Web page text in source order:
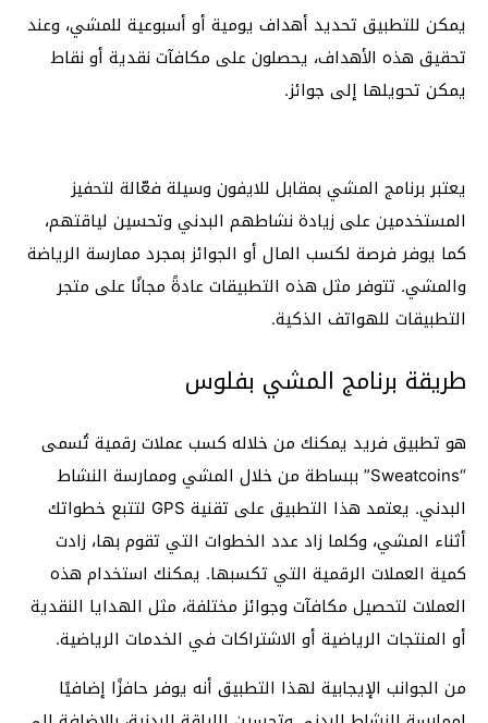
يمكن للتطبيق تحديد أهداف يومية أو أسبوعية للمشي، وعند
تحقيق هذه الأهداف، يحصلون على مكافآت نقدية أو نقاط
يمكن تحويلها إلى جوائز.
يعتبر برنامج المشي بمقابل للايفون وسيلة فعّالة لتحفيز
المستخدمين على زيادة نشاطهم البدني وتحسين لياقتهم،
كما يوفر فرصة لكسب المال أو الجوائز بمجرد ممارسة الرياضة
والمشي. تتوفر مثل هذه التطبيقات عادةً مجانًا على متجر
التطبيقات للهواتف الذكية.
طريقة برنامج المشي بفلوس
هو تطبيق فريد يمكنك من خلاله كسب عملات رقمية تُسمى
“Sweatcoins” ببساطة من خلال المشي وممارسة النشاط
البدني. يعتمد هذا التطبيق على تقنية GPS لتتبع خطواتك
أثناء المشي، وكلما زاد عدد الخطوات التي تقوم بها، زادت
كمية العملات الرقمية التي تكسبها. يمكنك استخدام هذه
العملات لتحصيل مكافآت وجوائز مختلفة، مثل الهدايا النقدية
أو المنتجات الرياضية أو الاشتراكات في الخدمات الرياضية.
من الجوانب الإيجابية لهذا التطبيق أنه يوفر حافزًا إضافيًا